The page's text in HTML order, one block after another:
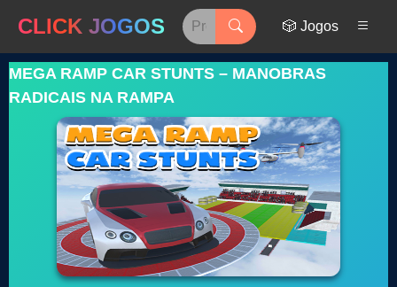
CLICK JOGOS 🎲 Jogos
MEGA RAMP CAR STUNTS – MANOBRAS
RADICAIS NA RAMPA